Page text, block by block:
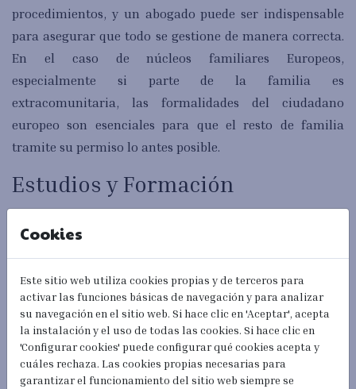
procedimientos, y un abogado puede ser indispensable
para asegurar que todo se gestione de manera correcta.
En el caso de núcleos familiares Europeos,
especialmente si parte de la familia es
extracomunitaria, las formalidades del ciudadano
europeo son esenciales para que el resto de familia
tramite su permiso lo antes posible.
Estudios y Formación
Los estudiantes europeos que desean continuar su
formación en Zaragoza también pueden beneficiarse de
la asesoría legal. Un abogado puede orientar sobre los
trámites necesarios para matricularse en instituciones
educativas y obtener los permisos correspondientes.
Ventajas de Contratar a
un Abogado Local
Cookies
Este sitio web utiliza cookies propias y de terceros para
activar las funciones básicas de navegación y para analizar
su navegación en el sitio web. Si hace clic en 'Aceptar', acepta
la instalación y el uso de todas las cookies. Si hace clic en
'Configurar cookies' puede configurar qué cookies acepta y
cuáles rechaza. Las cookies propias necesarias para
garantizar el funcionamiento del sitio web siempre se